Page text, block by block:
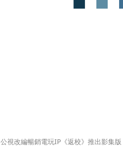
公視改編暢銷電玩IP《返校》推出影集